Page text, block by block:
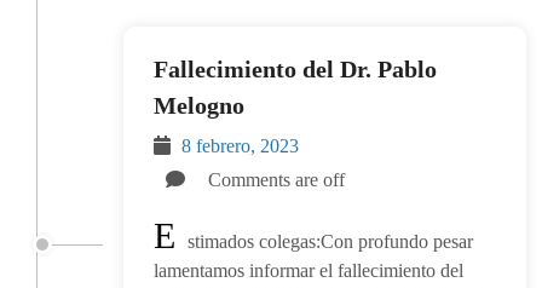
Fallecimiento del Dr. Pablo
Melogno
8 febrero, 2023
Comments are off
E
stimados colegas:Con profundo pesar
lamentamos informar el fallecimiento del